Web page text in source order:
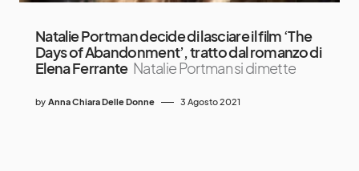
Natalie Portman decide di lasciare il film ‘The
Days of Abandonment’, tratto dal romanzo di
Elena Ferrante Natalie Portman si dimette
by Anna Chiara Delle Donne 3 Agosto 2021